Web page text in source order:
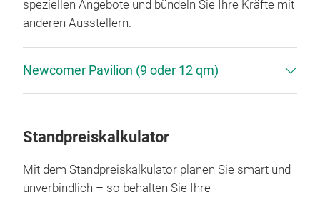
speziellen Angebote und bündeln Sie Ihre Kräfte mit
anderen Ausstellern.
Newcomer Pavilion (9 oder 12 qm)
Standpreiskalkulator
Mit dem Standpreiskalkulator planen Sie smart und
unverbindlich – so behalten Sie Ihre